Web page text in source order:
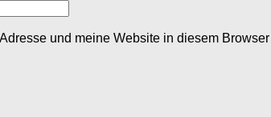
und meine Website in diesem